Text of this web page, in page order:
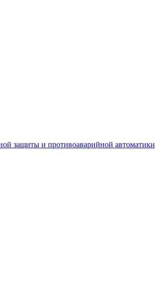
защиты и противоаварийной автоматики